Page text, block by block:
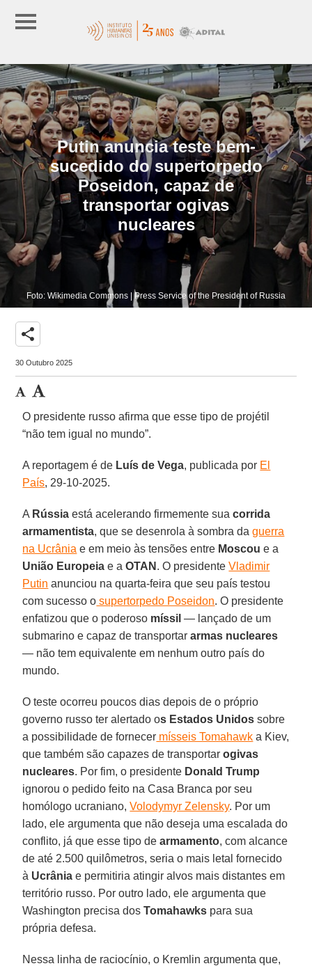
Putin anuncia teste bem-
sucedido do supertorpedo
Poseidon, capaz de
transportar ogivas
nucleares
Foto: Wikimedia Commons | Press Service of the President of Russia
share
30 Outubro 2025
O presidente russo afirma que esse tipo de projétil
“não tem igual no mundo”.
A reportagem é de Luís de Vega, publicada por El
País, 29-10-2025.
A Rússia está acelerando firmemente suacorrida
armamentista, que se desenrola à sombra daguerra
na Ucrânia e em meio às tensões entre Moscou e a
União Europeia e aOTAN . O presidenteVladimir
Putin anunciou na quarta-feira que seu país testou
com sucesso o supertorpedo Poseidon. O presidente
enfatizou que o poderoso míssil — lançado de um
submarino e capaz de transportararmas nucleares
— não tem equivalente em nenhum outro país do
mundo.
O teste ocorreu poucos dias depois de o próprio
governo russo ter alertado os Estados Unidos sobre
a possibilidade de fornecer mísseis Tomahawk a Kiev,
que também são capazes de transportarogivas
nucleares. Por fim, o presidente Donald Trump
ignorou o pedido feito na Casa Branca por seu
homólogo ucraniano,Volodymyr Zelensky. Por um
lado, ele argumenta que não deseja uma escalada do
conflito, já que esse tipo dearmamento, com alcance
de até 2.500 quilômetros, seria o mais letal fornecido
à Ucrânia e permitiria atingir alvos mais distantes em
território russo. Por outro lado, ele argumenta que
Washington precisa dosTomahawks para sua
própria defesa.
Nessa linha de raciocínio, o Kremlin argumenta que,